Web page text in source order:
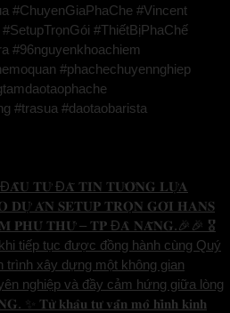
#ChuyenGiaPhaChe #Vincent
#ThiếtBịPhaChế
#96nguyenkhoachiem
#phachechuyennghiep
#trasua #daotaobarista
𝐓𝐔̛ Đ𝐀̃ 𝐓𝐈𝐍 𝐓𝐔̛𝐎̛̉𝐍𝐆 𝐋𝐔̛̣𝐀
𝐃𝐔̛̣ 𝐀́𝐍 𝐒𝐄𝐓𝐔𝐏 𝐓𝐑𝐎̣𝐍 𝐆𝐎́𝐈 𝐇𝐀𝐍𝐒
𝐏𝐇𝐔́ 𝐓𝐇𝐔̛́ – 𝐓𝐏 Đ𝐀̀ 𝐍𝐀̆̃𝐍𝐆.🎉🎉 🎖️
tiếp tục được đồng hành cùng Quý
trình xây dựng một không gian
nghiệp và đầy cảm hứng giữa lòng
✨ 𝐓𝐮̛̀ 𝐤𝐡𝐚̂𝐮 𝐭𝐮̛ 𝐯𝐚̂́𝐧 𝐦𝐨̂ 𝐡𝐢̀𝐧𝐡 𝐤𝐢𝐧𝐡